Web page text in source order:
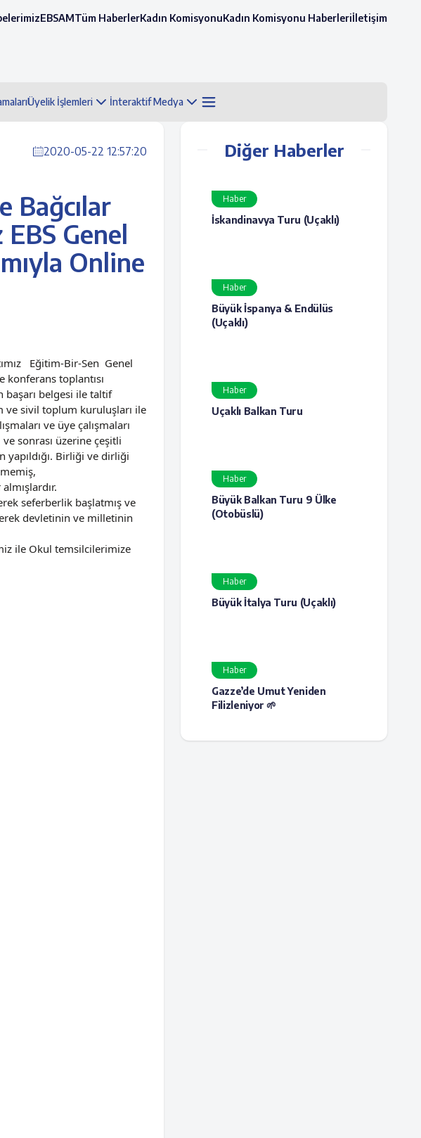
EBSAMTüm HaberlerKadın KomisyonuKadın Komisyonu Haberleriİletişim
Üyelik İşlemleri İnteraktif Medya
2020-05-22 12:57:20
Bağcılar
Genel
Online
Eğitim-Bir-Sen Genel
konferans toplantısı
başarı belgesi ile taltif
ve sivil toplum kuruluşları ile
ve üye çalışmaları
sonrası üzerine çeşitli
yapıldığı. Birliği ve dirliği
seferberlik başlatmış ve
devletinin ve milletinin
ile Okul temsilcilerimize
Diğer Haberler
Haber
İskandinavya Turu (Uçaklı)
Haber
Büyük İspanya & Endülüs
(Uçaklı)
Haber
Uçaklı Balkan Turu
Haber
Büyük Balkan Turu 9 Ülke
(Otobüslü)
Haber
Büyük İtalya Turu (Uçaklı)
Haber
Gazze’de Umut Yeniden
Filizleniyor 🌱